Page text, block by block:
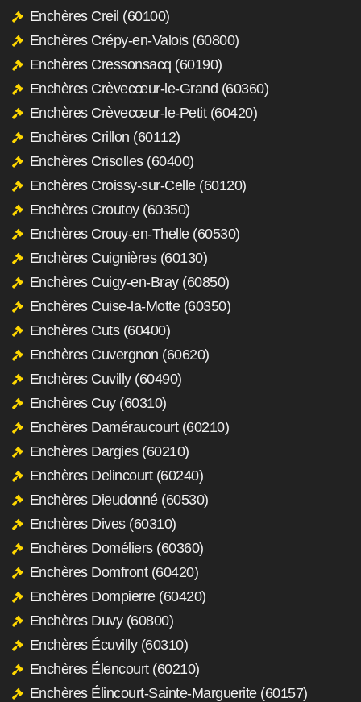
Enchères Creil (60100)
Enchères Crépy-en-Valois (60800)
Enchères Cressonsacq (60190)
Enchères Crèvecœur-le-Grand (60360)
Enchères Crèvecœur-le-Petit (60420)
Enchères Crillon (60112)
Enchères Crisolles (60400)
Enchères Croissy-sur-Celle (60120)
Enchères Croutoy (60350)
Enchères Crouy-en-Thelle (60530)
Enchères Cuignières (60130)
Enchères Cuigy-en-Bray (60850)
Enchères Cuise-la-Motte (60350)
Enchères Cuts (60400)
Enchères Cuvergnon (60620)
Enchères Cuvilly (60490)
Enchères Cuy (60310)
Enchères Daméraucourt (60210)
Enchères Dargies (60210)
Enchères Delincourt (60240)
Enchères Dieudonné (60530)
Enchères Dives (60310)
Enchères Doméliers (60360)
Enchères Domfront (60420)
Enchères Dompierre (60420)
Enchères Duvy (60800)
Enchères Écuvilly (60310)
Enchères Élencourt (60210)
Enchères Élincourt-Sainte-Marguerite (60157)